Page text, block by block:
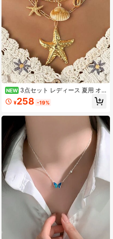
NEW 3点セット レディース 夏用 オ
ーシャンスタイル シェル&ヒトデ ネ
ックレス ボヘミアン
¥258 -19%